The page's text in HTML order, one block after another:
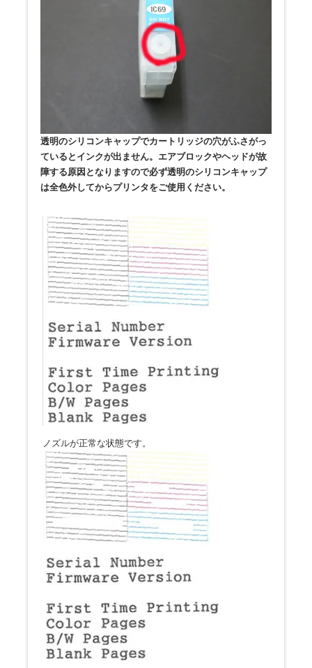
透明のシリコンキャップでカートリッジの穴がふさがっ
ているとインクが出ません。エアブロックやヘッドが故
障する原因となりますので必ず透明のシリコンキャップ
は全色外してからプリンタをご使用ください。
ノズルが正常な状態です。